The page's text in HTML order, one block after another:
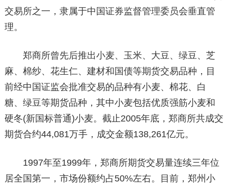
交易所之一，隶属于中国证券监督管理委员会垂直管
理。
郑商所曾先后推出小麦、玉米、大豆、绿豆、芝
麻、棉纱、花生仁、建材和国债等期货交易品种，目
前经中国证监会批准交易的品种有小麦、棉花、白
糖、绿豆等期货品种，其中小麦包括优质强筋小麦和
硬冬(新国标普通)小麦。截止2005年底，郑商所共成交
期货合约44,081万手，成交金额138,261亿元。
1997年至1999年，郑商所期货交易量连续三年位
居全国第一，市场份额约占50%左右。目前，郑州小